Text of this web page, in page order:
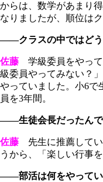
からは、数学があまり
なりましたが、順位は
――クラスの中ではどう
佐藤 学級委員をやって
級委員やってみない？
やっていました。小6で
員を3年間。
――生徒会長だったんで
佐藤 先生に推薦して
うから、「楽しい行事
――部活は何をやってい